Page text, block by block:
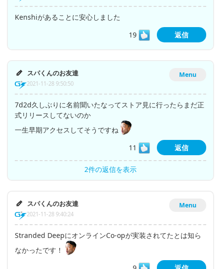
Kenshiがあることに安心しました
19
返信
Menu
スパくんのお友達
2021-11-28 9:50:50
7d2d久しぶりに名前聞いたなってストア見に行ったらまだ正
式リリースしてないのか
一生早期アクセスしてそうですね
11
返信
2件の返信を表示
Menu
スパくんのお友達
2021-11-28 9:40:24
Stranded DeepにオンラインCo-opが実装されてたとは知ら
なかったです！